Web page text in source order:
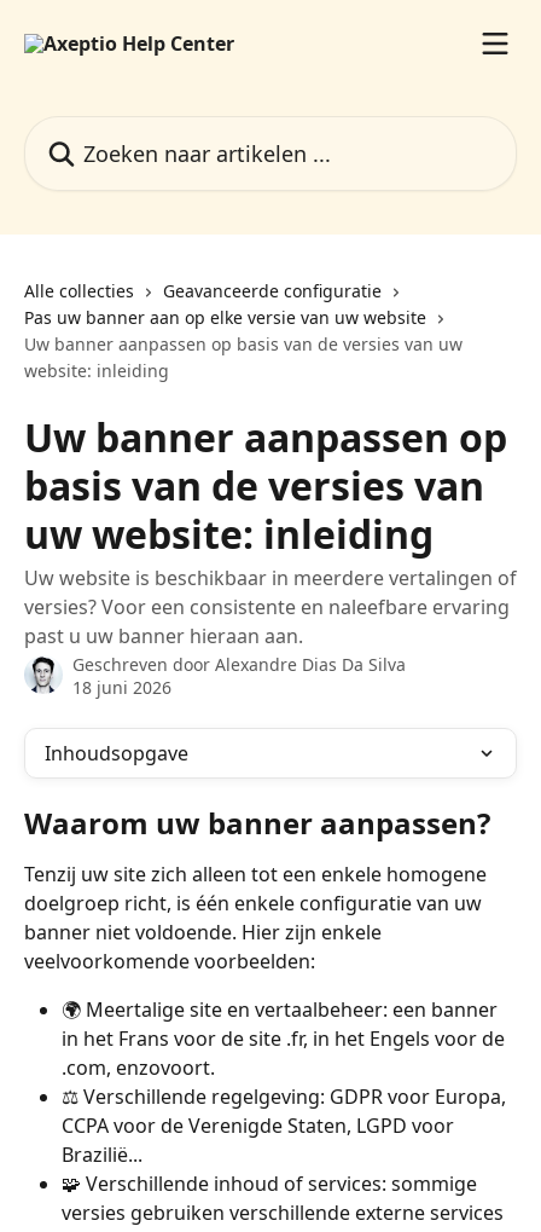
Alle collecties
Geavanceerde configuratie
Pas uw banner aan op elke versie van uw website
Uw banner aanpassen op basis van de versies van uw
website: inleiding
Uw banner aanpassen op
basis van de versies van
uw website: inleiding
Uw website is beschikbaar in meerdere vertalingen of
versies? Voor een consistente en naleefbare ervaring
past u uw banner hieraan aan.
Geschreven door Alexandre Dias Da Silva
18 juni 2026
Inhoudsopgave
Waarom uw banner aanpassen?
Tenzij uw site zich alleen tot een enkele homogene
doelgroep richt, is één enkele configuratie van uw
banner niet voldoende. Hier zijn enkele
veelvoorkomende voorbeelden:
🌍 Meertalige site en vertaalbeheer: een banner
in het Frans voor de site .fr, in het Engels voor de
.com, enzovoort.
⚖️ Verschillende regelgeving: GDPR voor Europa,
CCPA voor de Verenigde Staten, LGPD voor
Brazilië...
🧩 Verschillende inhoud of services: sommige
versies gebruiken verschillende externe services